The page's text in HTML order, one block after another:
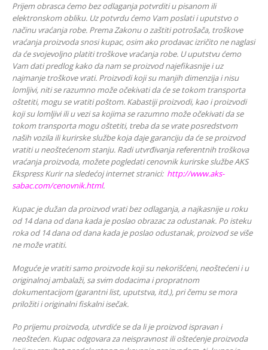
Prijem obrasca ćemo bez odlaganja potvrditi u pisanom ili
elektronskom obliku. Uz potvrdu ćemo Vam poslati i uputstvo o
načinu vraćanja robe. Prema Zakonu o zaštiti potrošača, troškove
vraćanja proizvoda snosi kupac, osim ako prodavac izričito ne naglasi
da će svojevoljno platiti troškove vraćanja robe. U uputstvu ćemo
Vam dati predlog kako da nam se proizvod najefikasnije i uz
najmanje troškove vrati. Proizvodi koji su manjih dimenzija i nisu
lomljivi, niti se razumno može očekivati da će se tokom transporta
oštetiti, mogu se vratiti poštom. Kabastiji proizvodi, kao i proizvodi
koji su lomljivi ili u vezi sa kojima se razumno može očekivati da se
tokom transporta mogu oštetiti, treba da se vrate posredstvom
naših vozila ili kurirske službe koja daje garanciju da će se proizvod
vratiti u neoštećenom stanju. Radi utvrđivanja referentnih troškova
vraćanja proizvoda, možete pogledati cenovnik kurirske službe AKS
Ekspress Kurir na sledećoj internet stranici: http://www.aks-
sabac.com/cenovnik.html.
Kupac je dužan da proizvod vrati bez odlaganja, a najkasnije u roku
od 14 dana od dana kada je poslao obrazac za odustanak. Po isteku
roka od 14 dana od dana kada je poslao odustanak, proizvod se više
ne može vratiti.
Moguće je vratiti samo proizvode koji su nekorišćeni, neoštećeni i u
originalnoj ambalaži, sa svim dodacima i propratnom
dokumentacijom (garantni list, uputstva, itd.), pri čemu se mora
priložiti i originalni fiskalni isečak.
Po prijemu proizvoda, utvrdiće se da li je proizvod ispravan i
neoštećen. Kupac odgovara za neispravnost ili oštećenje proizvoda